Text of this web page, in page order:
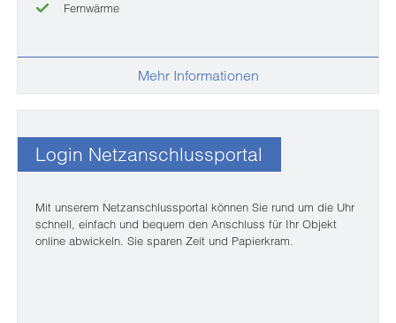
Fernwärme
Mehr Informationen
Login Netzanschlussportal
Mit unserem Netzanschlussportal können Sie rund um die Uhr
schnell, einfach und bequem den Anschluss für Ihr Objekt
online abwickeln. Sie sparen Zeit und Papierkram.